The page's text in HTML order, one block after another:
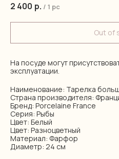
2 400 р. / 1 pc
Out of
На посуде могут
эксплуатации.
Наименование: Тарелка
Страна производителя:
Бренд: Porcelaine France
Серия: Рыбы
Цвет: Белый
Цвет: Разноцветный
Материал: Фарфор
Диаметр: 24 см